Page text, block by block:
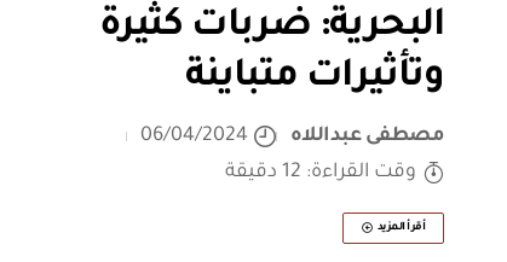
البحرية: ضربات كثيرة
وتأثيرات متباينة
مصطفى عبداللاه
06/04/2024
وقت القراءة: 12 دقيقة
أقرأ المزيد